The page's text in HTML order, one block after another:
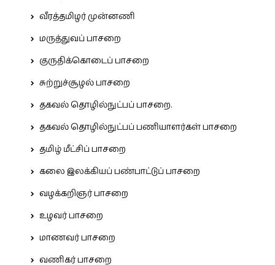
வீரத்தமிழர் முன்னணி
மருத்துவப் பாசறை
குருதிக்கொடைப் பாசறை
சுற்றுச்சூழல் பாசறை
தகவல் தொழில்நுட்பப் பாசறை.
தகவல் தொழில்நுட்பப் பணியாளர்கள் பாசறை
தமிழ் மீட்சிப் பாசறை
கலை இலக்கியப் பண்பாட்டுப் பாசறை
வழக்கறிஞர் பாசறை
உழவர் பாசறை
மாணவர் பாசறை
வணிகர் பாசறை